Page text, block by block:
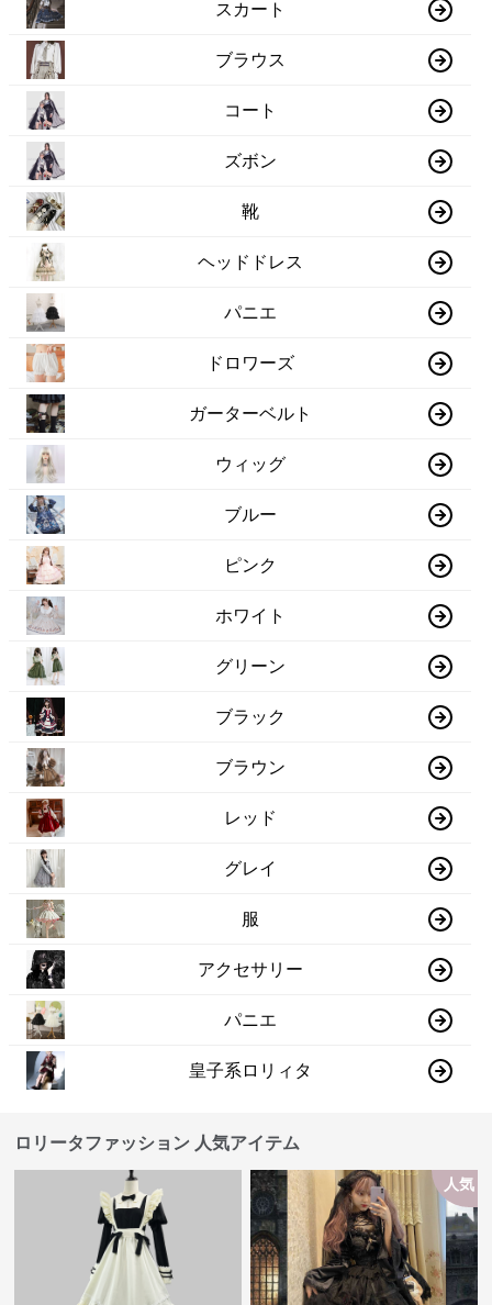
スカート
ブラウス
コート
ズボン
靴
ヘッドドレス
パニエ
ドロワーズ
ガーターベルト
ウィッグ
ブルー
ピンク
ホワイト
グリーン
ブラック
ブラウン
レッド
グレイ
服
アクセサリー
パニエ
皇子系ロリィタ
ロリータファッション 人気アイテム
人気